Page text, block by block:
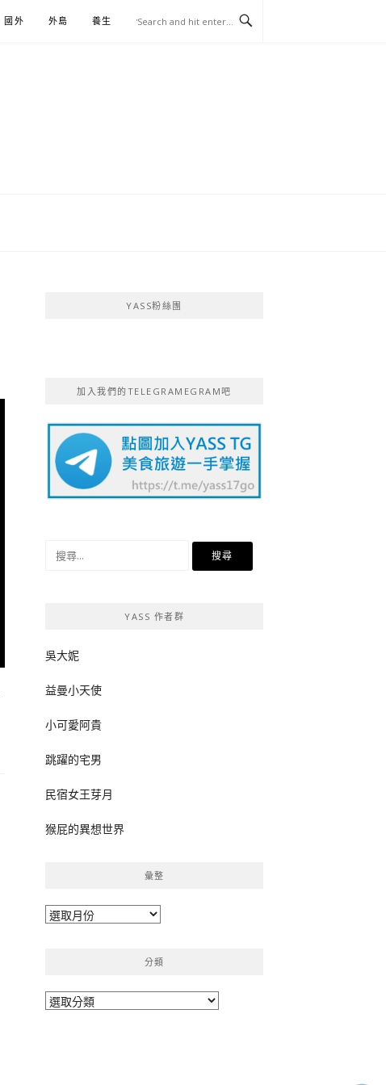
國外 外島 養生 伴手禮
YASS粉絲團
加入我們的TELEGRAMEGRAM吧
YASS 作者群
吳大妮
益曼小天使
小可愛阿貴
跳躍的宅男
民宿女王芽月
猴屁的異想世界
彙整
彙
分類
分